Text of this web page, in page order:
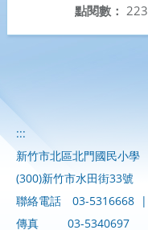
點閱數： 223
:::
新竹市北區北門國民小學
(300)新竹市水田街33號
聯絡電話
03-5316668 |
傳真
03-5340697